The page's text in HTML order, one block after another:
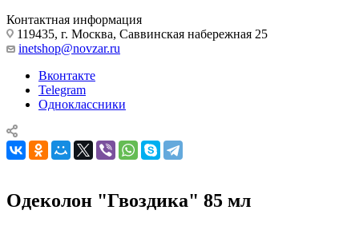
Контактная информация
119435, г. Москва, Саввинская набережная 25
inetshop@novzar.ru
Вконтакте
Telegram
Одноклассники
Одеколон "Гвоздика" 85 мл